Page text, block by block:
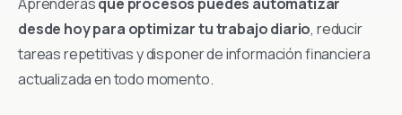
desde hoy para optimizar tu trabajo diario, reducir
tareas repetitivas y disponer de información financiera
actualizada en todo momento.